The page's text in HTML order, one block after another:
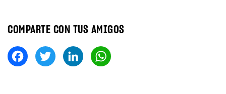
COMPARTE CON TUS AMIGOS
Fa
ce
T
wi
Li
nk